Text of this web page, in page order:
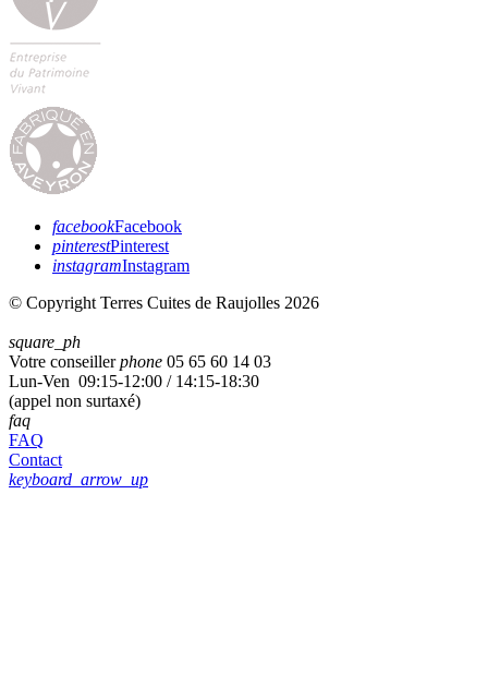
facebookFacebook
pinterestPinterest
instagramInstagram
© Copyright Terres Cuites de Raujolles 2026
square_ph
Votre conseillerphone 05 65 60 14 03
Lun-Ven 09:15-12:00 / 14:15-18:30
(appel non surtaxé)
faq
FAQ
Contact
keyboard_arrow_up